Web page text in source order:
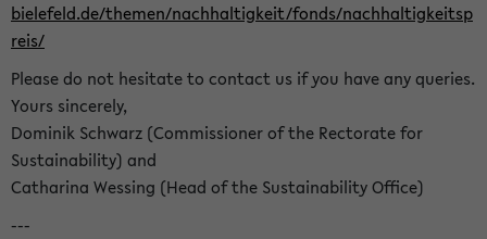
bielefeld.de/themen/nachhaltigkeit/fonds/nachhaltigkeitsp
reis/
Please do not hesitate to contact us if you have any queries.
Yours sincerely,
Dominik Schwarz (Commissioner of the Rectorate for
Sustainability) and
Catharina Wessing (Head of the Sustainability Office)
---